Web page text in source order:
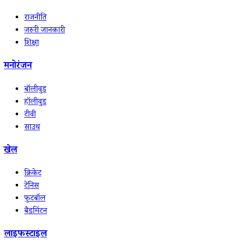
राजनीति
जरुरी जानकारी
शिक्षा
मनोरंजन
बॉलीवुड
हॉलीवुड
टीवी
साउथ
खेल
क्रिकेट
टेनिस
फुटबॉल
बैडमिंटन
लाइफस्टाइल